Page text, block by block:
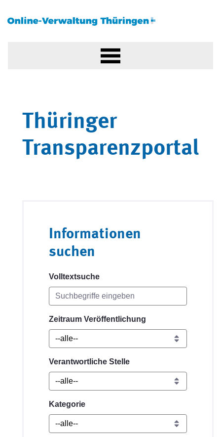
Thüringer
Transparenzportal
Informationen
suchen
Volltextsuche
Zeitraum Veröffentlichung
Verantwortliche Stelle
Kategorie